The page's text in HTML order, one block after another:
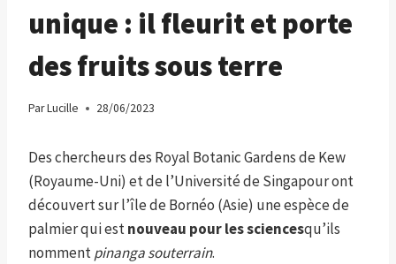
unique : il fleurit et porte
des fruits sous terre
ParLucille 28/06/2023
Des chercheurs des Royal Botanic Gardens de Kew
(Royaume-Uni) et de l’Université de Singapour ont
découvert sur l’île de Bornéo (Asie) une espèce de
palmier qui estnouveau pour les sciencesqu’ils
nommentpinanga souterrain.